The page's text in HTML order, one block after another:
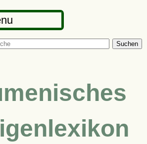
Suchen